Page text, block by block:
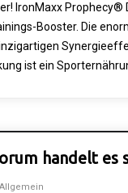
IronMaxx Prophecy®
Booster. Die
ist ein
handelt es
Allgemein